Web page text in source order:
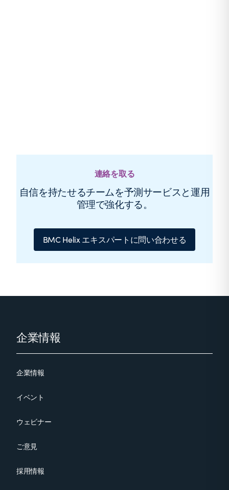
連絡を取る
自信を持たせるチームを予測サービスと運用
管理で強化する。
BMC Helix エキスパートに問い合わせる
Footer企業情報
企業情報
イベント
ウェビナー
ご意見
採用情報